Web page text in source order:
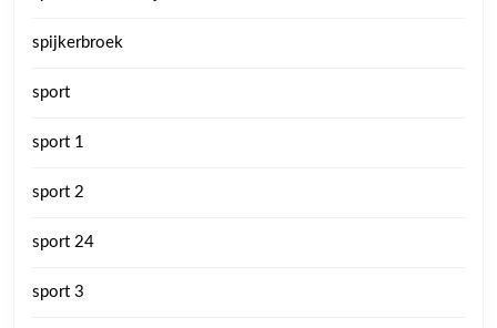
spijkerbroek
sport
sport 1
sport 2
sport 24
sport 3